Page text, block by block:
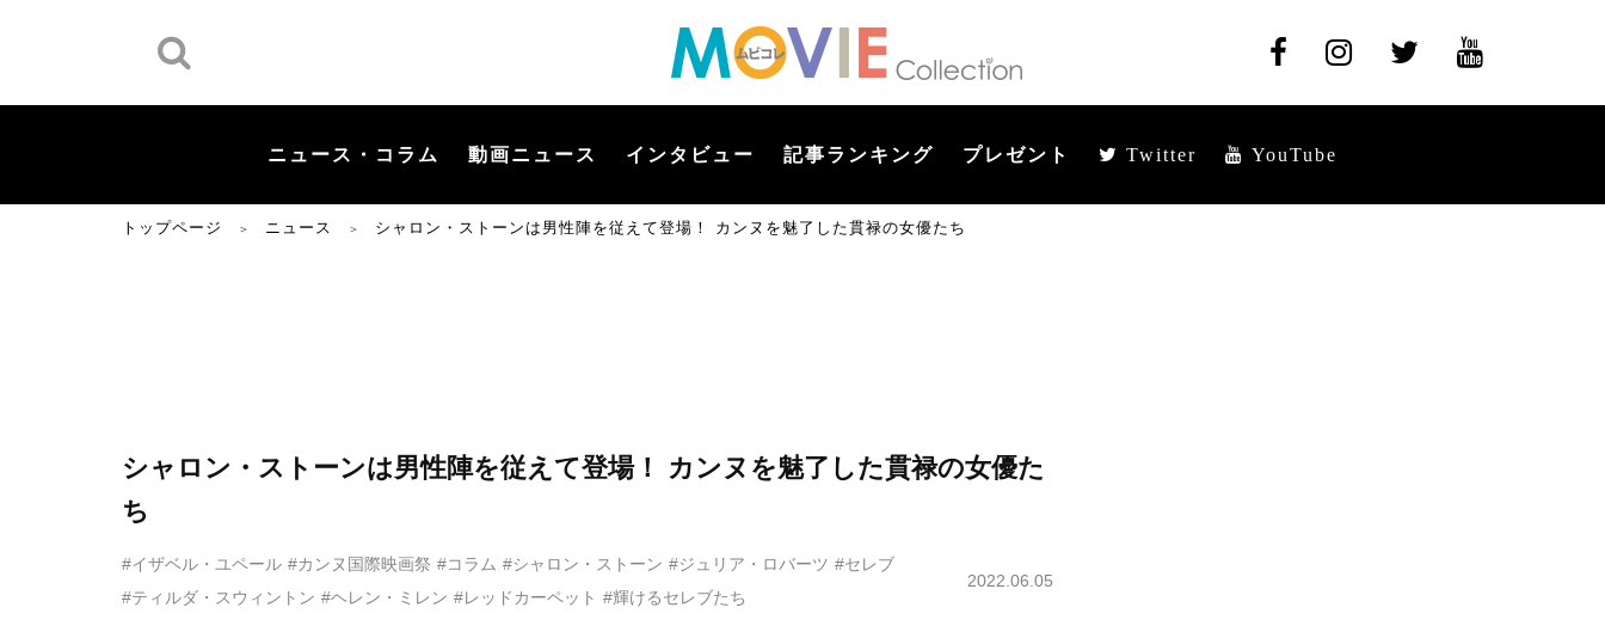
ニュース・コラム 動画ニュース インタビュー 記事ランキング プレゼント Twitter YouTube
トップページ ＞ ニュース ＞ シャロン・ストーンは男性陣を従えて登場！ カンヌを魅了した貫禄の女優たち
シャロン・ストーンは男性陣を従えて登場！ カンヌを魅了した貫禄の女優た
ち
#イザベル・ユペール #カンヌ国際映画祭 #コラム #シャロン・ストーン #ジュリア・ロバーツ #セレブ
#ティルダ・スウィントン #ヘレン・ミレン #レッドカーペット #輝けるセレブたち
2022.06.05